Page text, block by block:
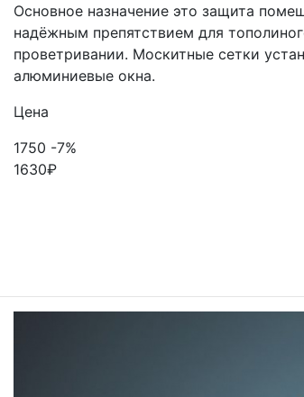
Основное назначение это защита
надёжным препятствием для
проветривании. Москитные сетки
алюминиевые окна.
Цена
1750 -7%
1630₽